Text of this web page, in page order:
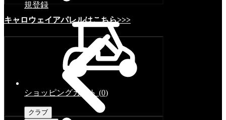
キャロウェイアパレルはこちら>>>
規登録
ショッピングカート (0)
クラブ